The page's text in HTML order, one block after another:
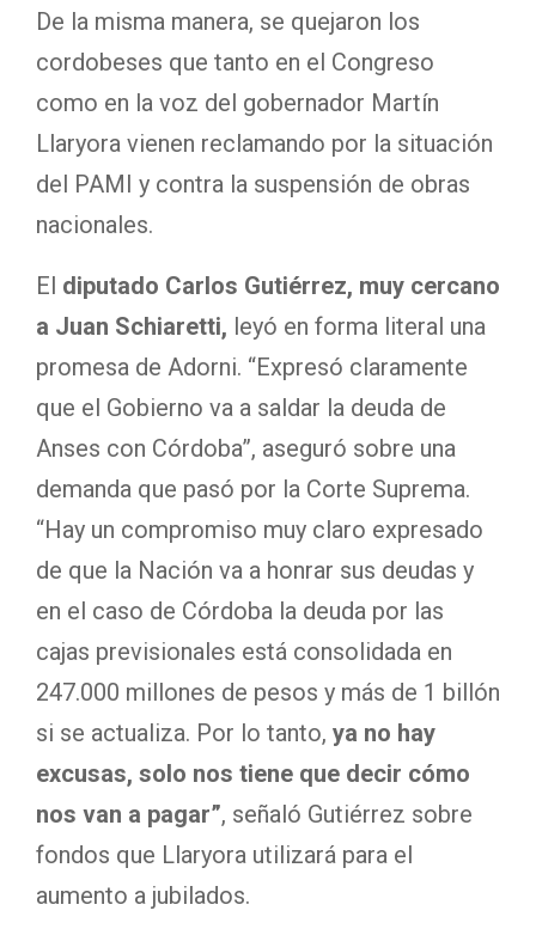
De la misma manera, se quejaron los
cordobeses que tanto en el Congreso
como en la voz del gobernador Martín
Llaryora vienen reclamando por la situación
del PAMI y contra la suspensión de obras
nacionales.
El diputado Carlos Gutiérrez, muy cercano
a Juan Schiaretti, leyó en forma literal una
promesa de Adorni. “Expresó claramente
que el Gobierno va a saldar la deuda de
Anses con Córdoba”, aseguró sobre una
demanda que pasó por la Corte Suprema.
“Hay un compromiso muy claro expresado
de que la Nación va a honrar sus deudas y
en el caso de Córdoba la deuda por las
cajas previsionales está consolidada en
247.000 millones de pesos y más de 1 billón
si se actualiza. Por lo tanto, ya no hay
excusas, solo nos tiene que decir cómo
nos van a pagar”, señaló Gutiérrez sobre
fondos que Llaryora utilizará para el
aumento a jubilados.